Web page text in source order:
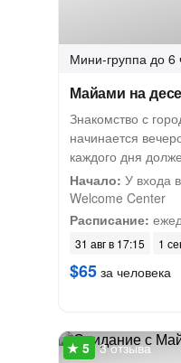
Мини-группа до 6
Майами на
Знакомство с
начинается
каждого дня
Начало: У входа
Welcome Center
Расписание:
31 авг в 17:15 1
$65 за человека
3 отзыва